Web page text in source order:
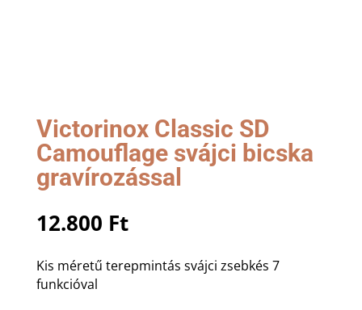
Victorinox Classic SD
Camouflage svájci bicska
gravírozással
12.800 Ft
Kis méretű terepmintás svájci zsebkés 7
funkcióval